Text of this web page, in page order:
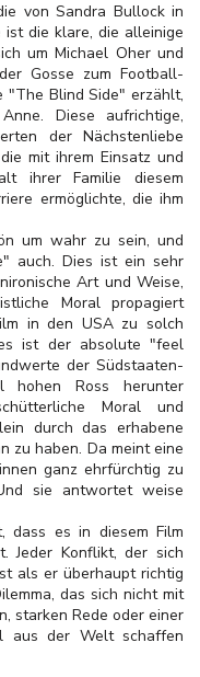
von Sandra Bullock in
die klare, die alleinige
um Michael Oher und
Gosse zum Football-
"The Blind Side" erzählt,
Diese aufrichtige,
der Nächstenliebe
mit ihrem Einsatz und
ihrer Familie diesem
ermöglichte, die ihm
um wahr zu sein, und
auch. Dies ist ein sehr
Art und Weise,
Moral propagiert
in den USA zu solch
ist der absolute "feel
der Südstaaten-
hohen Ross herunter
Moral und
durch das erhabene
zu haben. Da meint eine
ganz ehrfürchtig zu
sie antwortet weise
dass es in diesem Film
Jeder Konflikt, der sich
als er überhaupt richtig
das sich nicht mit
starken Rede oder einer
aus der Welt schaffen